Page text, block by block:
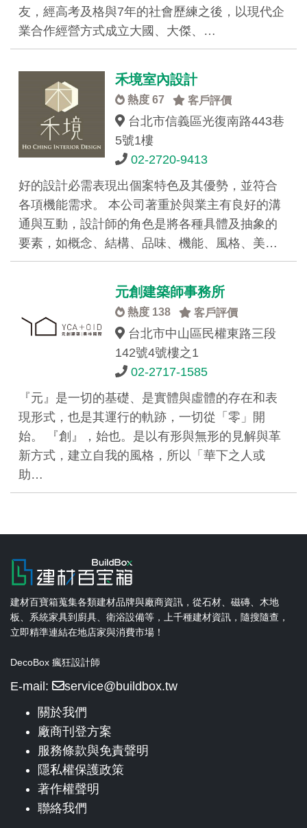
友，經高考及格與7年的社會歷練之後，以現代企
業合作經營方式成立大國、大傑、…
禾境室內設計
熱度 67 客戶評價
台北市信義區光復南路443巷
5號1樓
02-2720-9413
好的設計必需表現出個案特色及其優勢，並符合
各項機能需求。 本公司著重於與業主有良好的溝
通與互動，設計師的角色是將各種具體及抽象的
要素，如概念、結構、品味、機能、風格、美…
元創建築師事務所
熱度 138 客戶評價
台北市中山區民權東路三段
142號4號樓之1
02-2717-1585
『元』是一切的基礎、是實體與虛體的存在和表
現形式，也是其運行的軌跡，一切從「零」開
始。 『創』，始也。是以有形與無形的見解與革
新方式，建立自我的風格，所以「華下之人或
助…
建材百寶箱蒐集各類建材品牌與廠商資訊，從石材、磁磚、木地
板、系統家具到廚具、衛浴設備等，上千種建材資訊，隨搜隨查，
立即精準連結在地店家與消費市場！
DecoBox 瘋狂設計師
E-mail:
service@buildbox.tw
關於我們
廠商刊登方案
服務條款與免責聲明
隱私權保護政策
著作權聲明
聯絡我們